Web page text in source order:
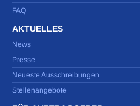
FAQ
AKTUELLES
News
Presse
Neueste Ausschreibungen
Stellenangebote